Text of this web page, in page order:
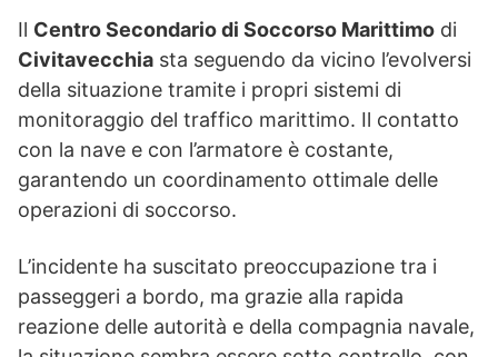
Il Centro Secondario di Soccorso Marittimo di
Civitavecchia sta seguendo da vicino l’evolversi
della situazione tramite i propri sistemi di
monitoraggio del traffico marittimo. Il contatto
con la nave e con l’armatore è costante,
garantendo un coordinamento ottimale delle
operazioni di soccorso.
L’incidente ha suscitato preoccupazione tra i
passeggeri a bordo, ma grazie alla rapida
reazione delle autorità e della compagnia navale,